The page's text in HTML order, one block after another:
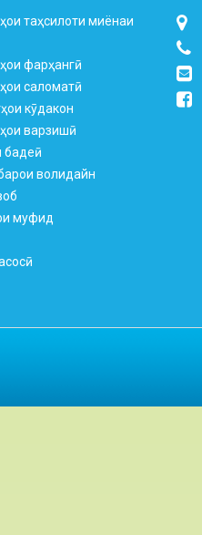
таҳсилоти миёнаи
фарҳангӣ
саломатӣ
кӯдакон
варзишӣ
бадеӣ
волидайн
муфид